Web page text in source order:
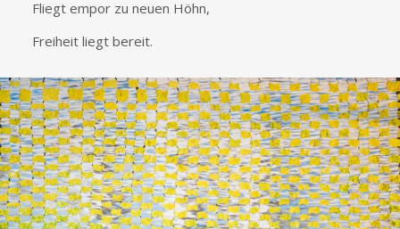
Fliegt empor zu neuen Höhn,
Freiheit liegt bereit.